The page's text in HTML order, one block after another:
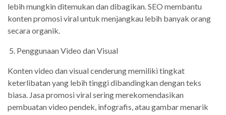
lebih mungkin ditemukan dan dibagikan. SEO membantu
konten promosi viral untuk menjangkau lebih banyak orang
secara organik.
5. Penggunaan Video dan Visual
Konten video dan visual cenderung memiliki tingkat
keterlibatan yang lebih tinggi dibandingkan dengan teks
biasa. Jasa promosi viral sering merekomendasikan
pembuatan video pendek, infografis, atau gambar menarik